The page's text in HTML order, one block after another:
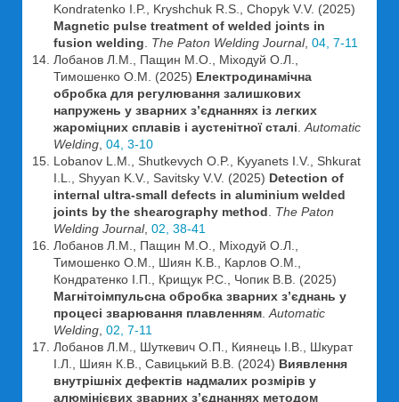
Kondratenko I.P., Kryshchuk R.S., Chopyk V.V. (2025)
Magnetic pulse treatment of welded joints in
fusion welding
The Paton Welding Journal, 04, 7-11
Лобанов Л.М., Пащин М.О., Міходуй О.Л.,
Тимошенко О.М. (2025) Електродинамічна
обробка для регулювання залишкових
напружень у зварних з’єднаннях із легких
жароміцних сплавів і аустенітної сталі Automatic
Welding 04, 3-10
Lobanov L.M., Shutkevych O.P., Kyyanets I.V., Shkurat
I.L., Shyyan K.V., Savitsky V.V. (2025) Detection of
internal ultra-small defects in aluminium welded
joints by the shearography method
The Paton
Welding Journal, 02, 38-41
Лобанов Л.М., Пащин М.О., Міходуй О.Л.,
Тимошенко О.М., Шиян К.В., Карлов О.М.,
Кондратенко І.П., Крищук Р.С., Чопик В.В. (2025)
Магнітоімпульсна обробка зварних з’єднань у
процесі зварювання плавленням Automatic
Welding 02, 7-11
Лобанов Л.М., Шуткевич О.П., Киянець І.В., Шкурат
І.Л., Шиян К.В., Савицький В.В. (2024) Виявлення
внутрішніх дефектів надмалих розмірів у
алюмінієвих зварних з’єднаннях методом